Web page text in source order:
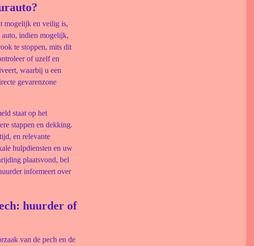
mogelijk en veilig is,
auto, indien mogelijk,
te stoppen, mits dit
of uzelf en
waarbij u een
gevarenzone
staat op het
stappen en dekking.
en relevante
hulpdiensten en uw
plaatsvond, bel
informeert over
huurder of
van de pech en de